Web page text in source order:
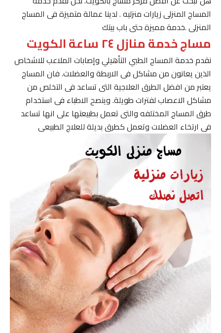
المساج المنزلى زيارات منزليه . لدينا عمالة متميزة فى المساج
المنزلى .خدمة مميزة حتى باب بيتك
مساج خدمة منازل ٢٤ ساعة الكويت
نقدم خدمة المساج الطبي التأهيلي وإصابات الملاعب للاشخاص
الذين يعانون من مشاكل فى الاربطة والعضلات. فان المساج
يعتبر من افضل الطرق العلاجية التى تساعد فى التخلص من
مشاكل الاعصاب لفترات طويلة. وينصح الاطباء فى استخدام
طرق المساج المختلفه والتى تعمل بطبيعتها على انها تساعد
فى ارتخاء العضلات وتعمل كطرق بديلة للعلاج الطبيعى